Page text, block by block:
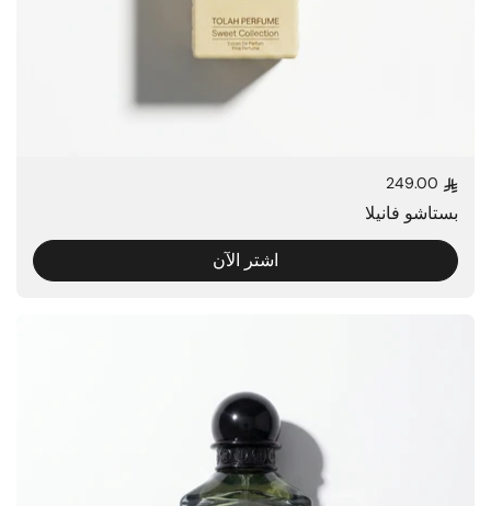
السعر العادي
بستاشو فانيلا
اشتر الآن